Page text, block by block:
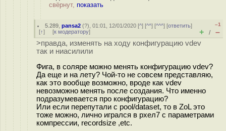
свёрнут, показать
5.289 ,pansa2 (?), 01:01, 12/01/2020 [^] [^^] [^^^] [ответить]
[↑] [к модератору]
–1
+ / –
>правда, изменять на ходу конфигурацию vdev
так и ниасилили
Фига, в соляре можно менять конфигурацию vdev?
Да еще и на лету? Чой-то не совсем представляю,
как это вообще возможно, вроде как vdev
невозможно менять после создания. Что именно
подразумевается про конфигурацию?
Или если перепутали с pool/dataset, то в ZoL это
тоже можно, лично игрался в рхел7 с параметрами
компрессии, recordsize ,etc.